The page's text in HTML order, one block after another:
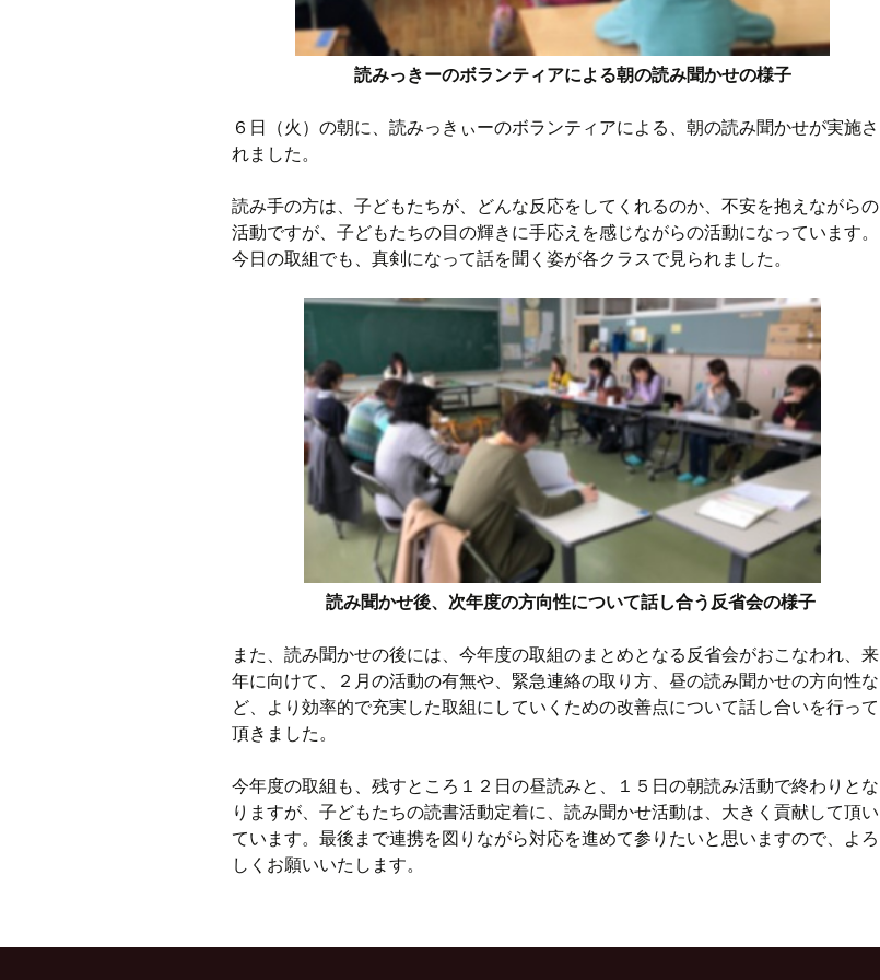
読みっきーのボランティアによる朝の読み聞かせの様子
６日（火）の朝に、読みっきぃーのボランティアによる、朝の読み聞かせが実施さ
れました。
読み手の方は、子どもたちが、どんな反応をしてくれるのか、不安を抱えながらの
活動ですが、子どもたちの目の輝きに手応えを感じながらの活動になっています。
今日の取組でも、真剣になって話を聞く姿が各クラスで見られました。
読み聞かせ後、次年度の方向性について話し合う反省会の様子
また、読み聞かせの後には、今年度の取組のまとめとなる反省会がおこなわれ、来
年に向けて、２月の活動の有無や、緊急連絡の取り方、昼の読み聞かせの方向性な
ど、より効率的で充実した取組にしていくための改善点について話し合いを行って
頂きました。
今年度の取組も、残すところ１２日の昼読みと、１５日の朝読み活動で終わりとな
りますが、子どもたちの読書活動定着に、読み聞かせ活動は、大きく貢献して頂い
ています。最後まで連携を図りながら対応を進めて参りたいと思いますので、よろ
しくお願いいたします。